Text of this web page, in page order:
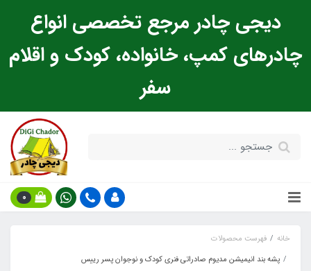
دیجی چادر مرجع تخصصی انواع
چادرهای کمپ، خانواده، کودک و اقلام
سفر
0
خانه
فهرست محصولات
پشه‌ بند انیمیشن مدیوم صادراتی فنری کودک و نوجوان پسر رییس